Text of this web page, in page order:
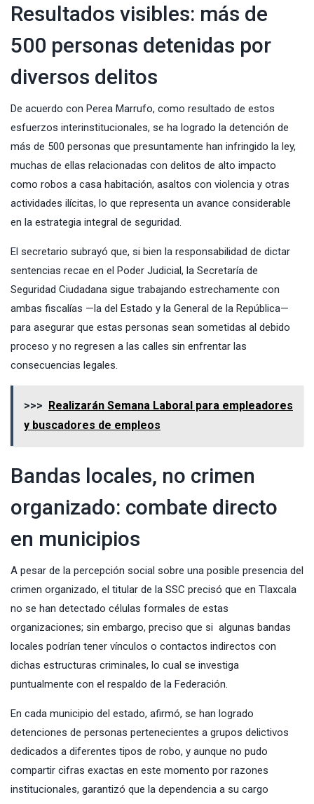
Resultados visibles: más de
500 personas detenidas por
diversos delitos
De acuerdo con Perea Marrufo, como resultado de estos
esfuerzos interinstitucionales, se ha logrado la detención de
más de 500 personas que presuntamente han infringido la ley,
muchas de ellas relacionadas con delitos de alto impacto
como robos a casa habitación, asaltos con violencia y otras
actividades ilícitas, lo que representa un avance considerable
en la estrategia integral de seguridad.
El secretario subrayó que, si bien la responsabilidad de dictar
sentencias recae en el Poder Judicial, la Secretaría de
Seguridad Ciudadana sigue trabajando estrechamente con
ambas fiscalías —la del Estado y la General de la República—
para asegurar que estas personas sean sometidas al debido
proceso y no regresen a las calles sin enfrentar las
consecuencias legales.
>>> Realizarán Semana Laboral para empleadores
y buscadores de empleos
Bandas locales, no crimen
organizado: combate directo
en municipios
A pesar de la percepción social sobre una posible presencia del
crimen organizado, el titular de la SSC precisó que en Tlaxcala
no se han detectado células formales de estas
organizaciones; sin embargo, preciso que si algunas bandas
locales podrían tener vínculos o contactos indirectos con
dichas estructuras criminales, lo cual se investiga
puntualmente con el respaldo de la Federación.
En cada municipio del estado, afirmó, se han logrado
detenciones de personas pertenecientes a grupos delictivos
dedicados a diferentes tipos de robo, y aunque no pudo
compartir cifras exactas en este momento por razones
institucionales, garantizó que la dependencia a su cargo